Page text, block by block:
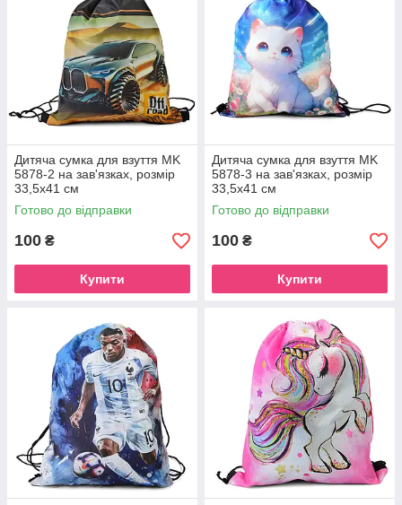
Дитяча сумка для взуття MK
5878-2 на зав'язках, розмір
33,5х41 см
Готово до відправки
100 ₴
Купити
Дитяча сумка для взуття MK
5878-3 на зав'язках, розмір
33,5х41 см
Готово до відправки
100 ₴
Купити